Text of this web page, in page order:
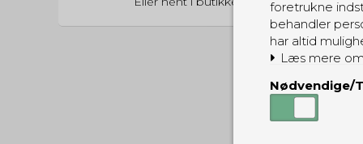
foretrukne
behandler
har altid
Læs mere
Nødvendige/